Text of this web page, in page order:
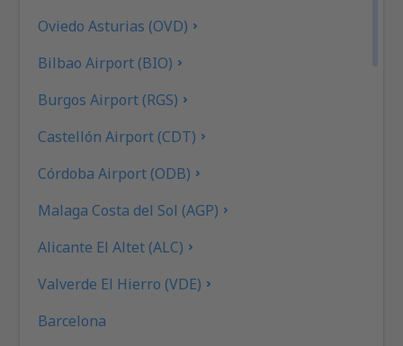
Oviedo Asturias (OVD)
Bilbao Airport (BIO)
Burgos Airport (RGS)
Castellón Airport (CDT)
Córdoba Airport (ODB)
Malaga Costa del Sol (AGP)
Alicante El Altet (ALC)
Valverde El Hierro (VDE)
Barcelona